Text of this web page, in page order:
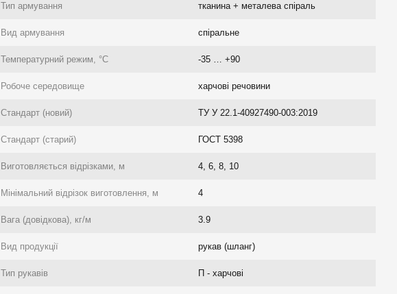
Тип армування тканина + металева спіраль
Вид армування спіральне
Температурний режим, °C -35 … +90
Робоче середовище харчові речовини
Стандарт (новий) ТУ У 22.1-40927490-003:2019
Стандарт (старий) ГОСТ 5398
Виготовляється відрізками, м 4, 6, 8, 10
Мінімальний відрізок виготовлення, м 4
Вага (довідкова), кг/м 3.9
Вид продукції рукав (шланг)
Тип рукавів П - харчові